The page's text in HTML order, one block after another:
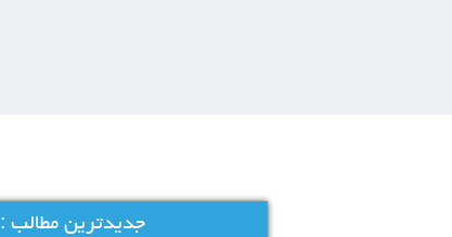
جدیدترین مطالب :